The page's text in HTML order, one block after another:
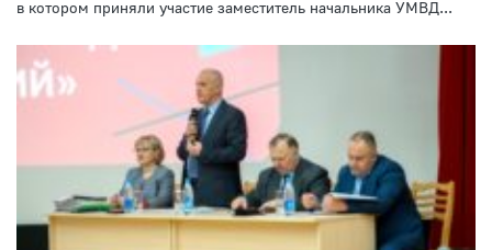
в котором приняли участие заместитель начальника УМВД...